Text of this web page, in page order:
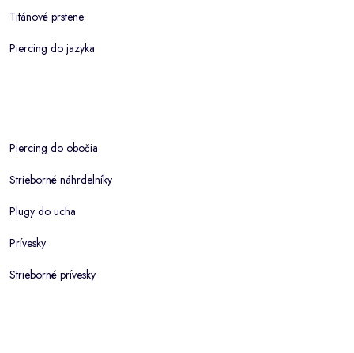
Titánové prstene
Piercing do jazyka
Piercing do obočia
Strieborné náhrdelníky
Plugy do ucha
Prívesky
Strieborné prívesky